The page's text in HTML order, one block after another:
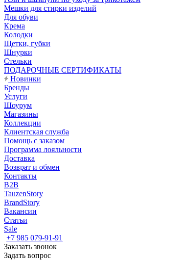
Мешки для стирки изделий
Для обуви
Крема
Колодки
Щетки, губки
Шнурки
Стельки
ПОДАРОЧНЫЕ СЕРТИФИКАТЫ
Новинки
Бренды
Услуги
Шоурум
Магазины
Коллекции
Клиентская служба
Помощь с заказом
Программа лояльности
Доставка
Возврат и обмен
Контакты
B2B
TauzenStory
BrandStory
Вакансии
Статьи
Sale
+7 985 079-91-91
Заказать звонок
Задать вопрос